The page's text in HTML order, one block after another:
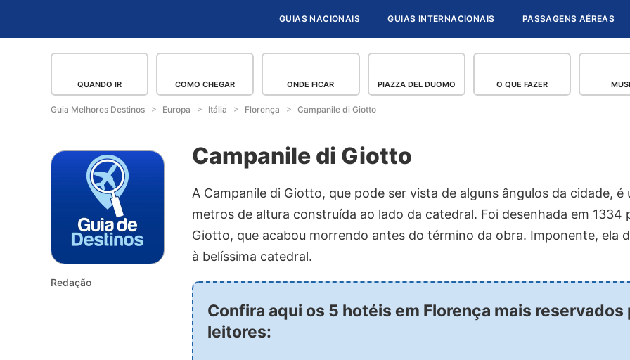
GUIAS NACIONAIS GUIAS INTERNACIONAIS PASSAGENS AÉREAS
QUANDO IR COMO CHEGAR ONDE FICAR PIAZZA DEL DUOMO O QUE FAZER
Guia Melhores Destinos Europa Itália Florença Campanile di Giotto
Redação
Campanile di Giotto
A Campanile di Giotto, que pode ser vista de alguns ângulos da cidade, é
metros de altura construída ao lado da catedral. Foi desenhada em 1334
Giotto, que acabou morrendo antes do término da obra. Imponente, ela
à belíssima catedral.
Confira aqui os 5 hotéis em Florença mais reservados
leitores: